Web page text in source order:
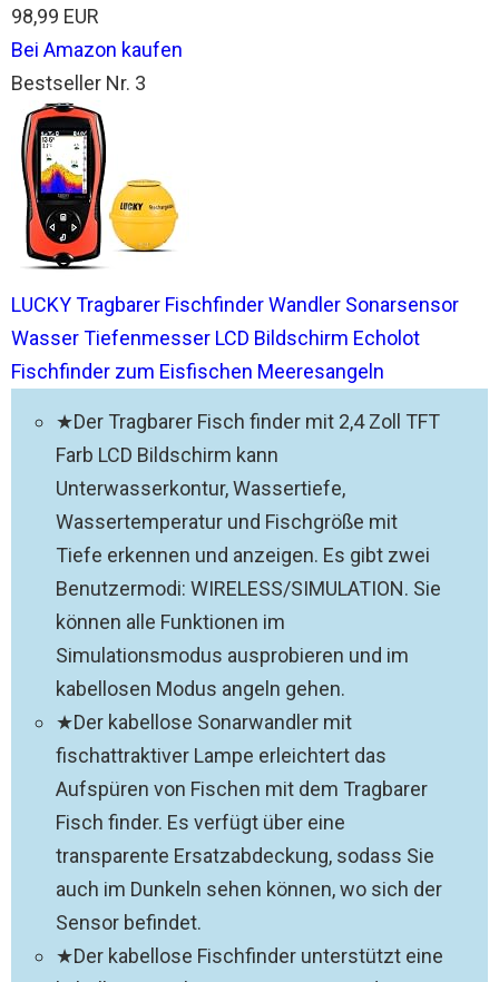
98,99 EUR
Bei Amazon kaufen
Bestseller Nr. 3
LUCKY Tragbarer Fischfinder Wandler Sonarsensor
Wasser Tiefenmesser LCD Bildschirm Echolot
Fischfinder zum Eisfischen Meeresangeln
★Der Tragbarer Fisch finder mit 2,4 Zoll TFT
Farb LCD Bildschirm kann
Unterwasserkontur, Wassertiefe,
Wassertemperatur und Fischgröße mit
Tiefe erkennen und anzeigen. Es gibt zwei
Benutzermodi: WIRELESS/SIMULATION. Sie
können alle Funktionen im
Simulationsmodus ausprobieren und im
kabellosen Modus angeln gehen.
★Der kabellose Sonarwandler mit
fischattraktiver Lampe erleichtert das
Aufspüren von Fischen mit dem Tragbarer
Fisch finder. Es verfügt über eine
transparente Ersatzabdeckung, sodass Sie
auch im Dunkeln sehen können, wo sich der
Sensor befindet.
★Der kabellose Fischfinder unterstützt eine